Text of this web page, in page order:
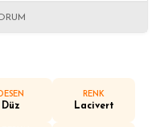
DESEN
Düz
RENK
Lacivert